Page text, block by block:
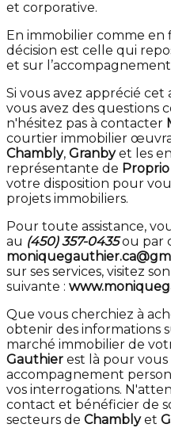
et corporative.
En immobilier comme en
décision est celle qui
et sur
Si vous avez apprécié
vous avez des questions
n'hésitez pas à contacter
courtier immobilier
Chambly, Granbyet les
représentante de
votre disposition pour
projets immobiliers.
Pour toute assistance,
au (450) 357-0435ou par
sur ses services, visitez
suivante :
Que vous cherchiez à
obtenir des informations
marché immobilier de
Gauthier est là pour
accompagnement
vos interrogations.
contact et bénéficier de
secteurs de Chamblyet